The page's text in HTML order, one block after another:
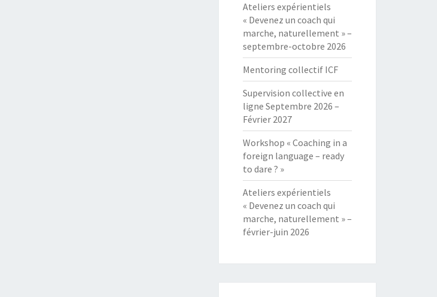
Ateliers expérientiels
« Devenez un coach qui
marche, naturellement » –
septembre-octobre 2026
Mentoring collectif ICF
Supervision collective en
ligne Septembre 2026 –
Février 2027
Workshop « Coaching in a
foreign language – ready
to dare ? »
Ateliers expérientiels
« Devenez un coach qui
marche, naturellement » –
février-juin 2026